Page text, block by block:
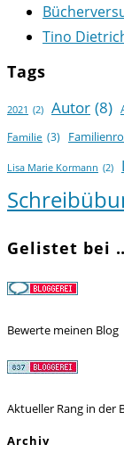
Tino
Tags
2021 (2) Autor (8)
Familie (3)
Lisa Marie Kormann (2)
Gelistet bei
Bewerte meinen Blog
Aktueller Rang in der
Archiv